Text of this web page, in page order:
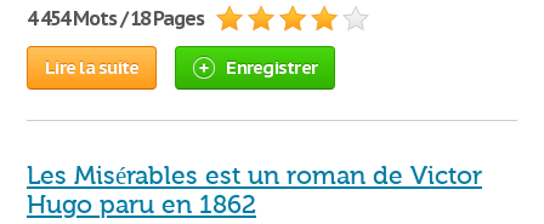
4 454 Mots / 18 Pages
Lire la suite Enregistrer
Les Misérables est un roman de Victor
Hugo paru en 1862